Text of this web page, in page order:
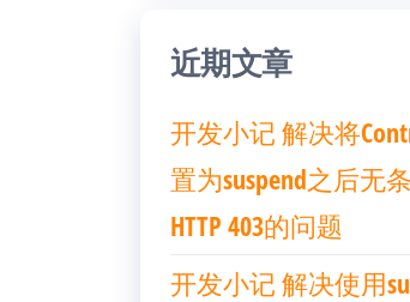
近期文章
开发小记 解决将
置为suspend之后无
HTTP 403的问题
开发小记 解决使用